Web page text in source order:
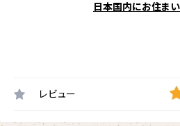
日本国内にお住ま
レビュー